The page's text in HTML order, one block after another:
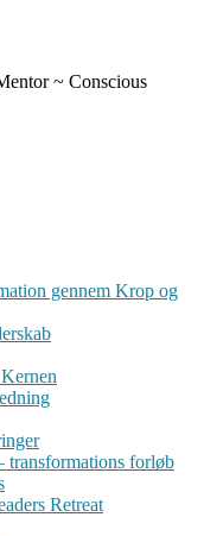
~ Conscious
gennem Krop og
forløb
Retreat